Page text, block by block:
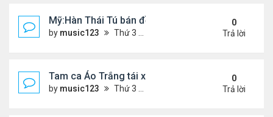
Mỹ:Hàn Thái Tú bán đồ ăn online mưu sinh
by music123 Thứ 3 Tháng 7 28, 2026 4:36 pm
0
Trả lời
Tam ca Áo Trắng tái xuất trên sân khấu
by music123 Thứ 3 Tháng 7 28, 2026 4:32 pm
0
Trả lời